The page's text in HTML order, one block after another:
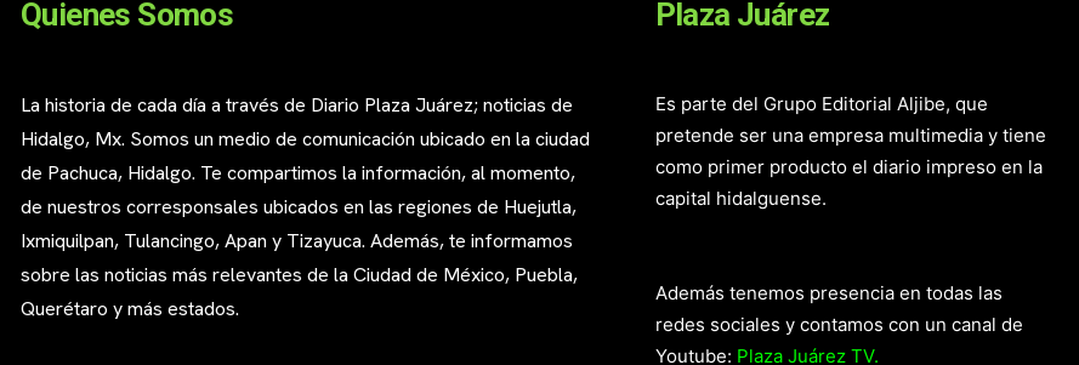
Quienes Somos
La historia de cada día a través de Diario Plaza Juárez; noticias de
Hidalgo, Mx. Somos un medio de comunicación ubicado en la ciudad
de Pachuca, Hidalgo. Te compartimos la información, al momento,
de nuestros corresponsales ubicados en las regiones de Huejutla,
Ixmiquilpan, Tulancingo, Apan y Tizayuca. Además, te informamos
sobre las noticias más relevantes de la Ciudad de México, Puebla,
Querétaro y más estados.
Plaza Juárez
Es parte del Grupo Editorial Aljibe, que
pretende ser una empresa multimedia y tiene
como primer producto el diario impreso en la
capital hidalguense.
Además tenemos presencia en todas las
redes sociales y contamos con un canal de
Youtube: Plaza Juárez TV.